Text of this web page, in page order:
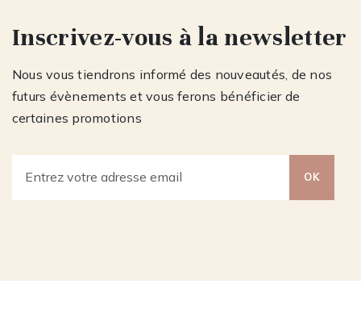
Inscrivez-vous à la newsletter
Nous vous tiendrons informé des nouveautés, de nos
futurs évènements et vous ferons bénéficier de
certaines promotions
OK